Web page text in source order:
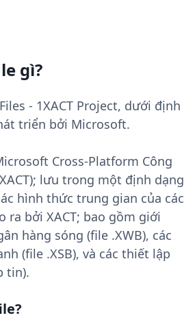
gì?
- 1XACT Project, dưới định
triển bởi Microsoft.
Cross-Platform Công
lưu trong một định dạng
hình thức trung gian của các
bởi XACT; bao gồm giới
hàng sóng (file .XWB), các
(file .XSB), và các thiết lập
tin).